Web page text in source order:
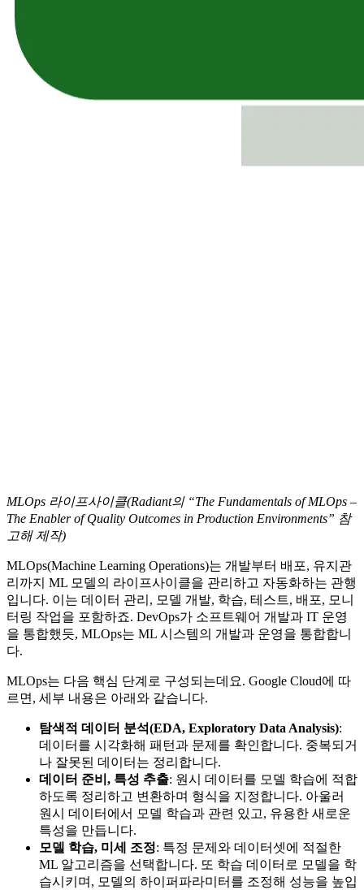
MLOps 라이프사이클(Radiant의 “The Fundamentals of MLOps –
The Enabler of Quality Outcomes in Production Environments” 참
고해 제작)
MLOps(Machine Learning Operations)는 개발부터 배포, 유지관
리까지 ML 모델의 라이프사이클을 관리하고 자동화하는 관행
입니다. 이는 데이터 관리, 모델 개발, 학습, 테스트, 배포, 모니
터링 작업을 포함하죠. DevOps가 소프트웨어 개발과 IT 운영
을 통합했듯, MLOps는 ML 시스템의 개발과 운영을 통합합니
다.
MLOps는 다음 핵심 단계로 구성되는데요. Google Cloud에 따
르면, 세부 내용은 아래와 같습니다.
탐색적 데이터 분석(EDA, Exploratory Data Analysis):
데이터를 시각화해 패턴과 문제를 확인합니다. 중복되거
나 잘못된 데이터는 정리합니다.
데이터 준비, 특성 추출: 원시 데이터를 모델 학습에 적합
하도록 정리하고 변환하며 형식을 지정합니다. 아울러
원시 데이터에서 모델 학습과 관련 있고, 유용한 새로운
특성을 만듭니다.
모델 학습, 미세 조정: 특정 문제와 데이터셋에 적절한
ML 알고리즘을 선택합니다. 또 학습 데이터로 모델을 학
습시키며, 모델의 하이퍼파라미터를 조정해 성능을 높입